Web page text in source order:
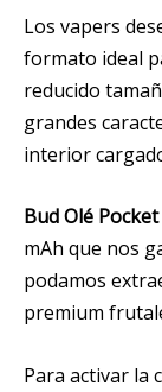
Los vapers
formato ideal
reducido
grandes
interior
Bud Olé Pocket
mAh que nos
podamos
premium
Para activar la